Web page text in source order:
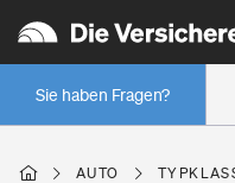
Sie haben Fragen?
Wer versichert was: Jetzt
Regionalklassen: So ist
Wer versichert was: Jetzt
AUTO